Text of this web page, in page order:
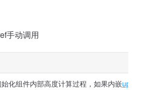
手动调用
化组件内部高度计算过程，如果内嵌up-